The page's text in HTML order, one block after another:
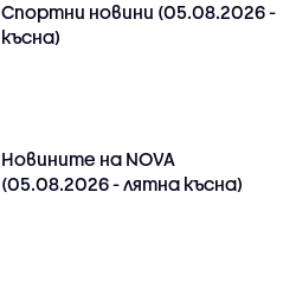
Спортни новини (05.08.2026 -
късна)
Новините на NOVA
(05.08.2026 - лятна късна)